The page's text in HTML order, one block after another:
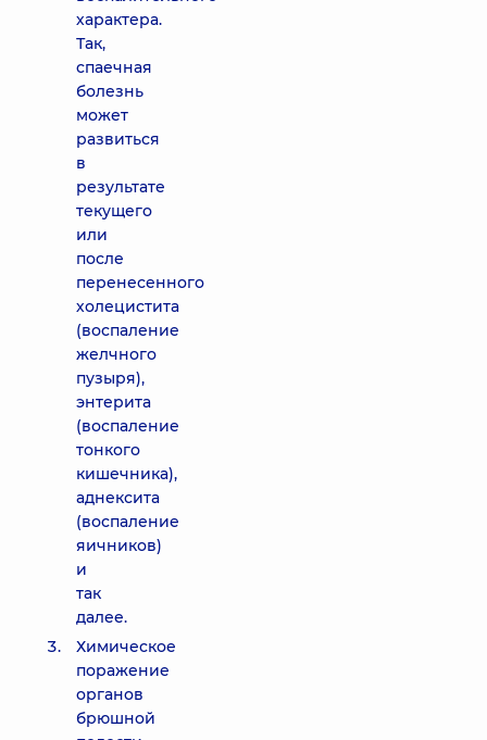
характера.
Так,
спаечная
болезнь
может
развиться
в
результате
текущего
или
после
перенесенного
холецистита
(воспаление
желчного
пузыря),
энтерита
(воспаление
тонкого
кишечника),
аднексита
(воспаление
яичников)
и
так
далее.
Химическое
поражение
органов
брюшной